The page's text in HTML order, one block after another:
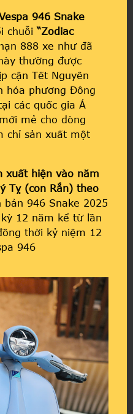
946 Snake
chuỗi“Zodiac
888 xe như đã
thường được
cận Tết Nguyên
hóa phương Đông
các quốc gia Á
mẻ cho dòng
chỉ sản xuất một
xuất hiện vào năm
Tỵ (con Rắn) theo
bản 946 Snake 2025
12 năm kể từ lần
thời kỷ niệm 12
946